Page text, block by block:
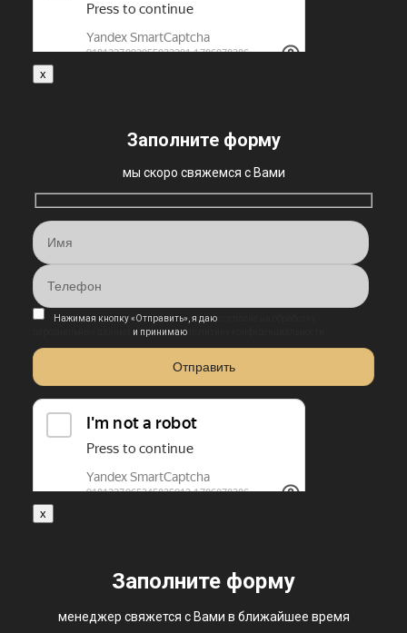
x
Заполните форму
мы скоро свяжемся с Вами
Нажимая кнопку «Отправить», я даю
и принимаю
x
Заполните форму
менеджер свяжется с Вами в ближайшее время